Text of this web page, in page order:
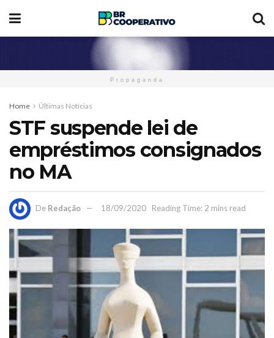
Propaganda
Home Últimas Notícias
STF suspende lei de
empréstimos consignados
no MA
De Redação 18/09/2020 Reading Time: 2 mins read